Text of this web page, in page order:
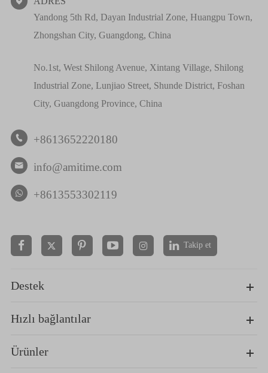
Yandong 5th Rd, Dayan Industrial Zone, Huangpu Town,
Zhongshan City, Guangdong, China
No.1st, West Shilong Avenue, Xintang Village, Shilong
Industrial Zone, Lunjiao Street, Shunde District, Foshan
City, Guangdong Province, China
 +8613652220180
 info@amitime.com
+8613553302119
  Takip et
Destek
Hızlı bağlantılar
Ürünler